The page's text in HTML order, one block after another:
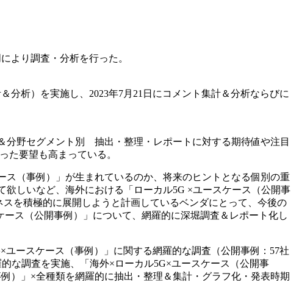
より調査・分析を行った。
分析）を実施し、2023年7月21日にコメント集計＆分析ならびに
分野セグメント別 抽出・整理・レポートに対する期待値や注目
た要望も高まっている。
（事例）」が生まれているのか、将来のヒントとなる個別の重
しいなど、海外における「ローカル5G ×ユースケース（公開事
を積極的に展開しようと計画しているベンダにとって、今後の
ス（公開事例）」について、網羅的に深堀調査＆レポート化し
ースケース（事例）」に関する網羅的な調査（公開事例：57社
な調査を実施、「海外×ローカル5G×ユースケース（公開事
）」×全種類を網羅的に抽出・整理＆集計・グラフ化・発表時期